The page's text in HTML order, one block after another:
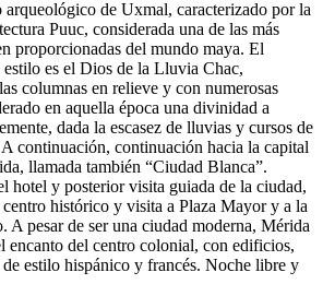
arqueológico de Uxmal, caracterizado por la
Puuc, considerada una de las más
proporcionadas del mundo maya. El
estilo es el Dios de la Lluvia Chac,
columnas en relieve y con numerosas
en aquella época una divinidad a
dada la escasez de lluvias y cursos de
continuación, continuación hacia la capital
llamada también “Ciudad Blanca”.
hotel y posterior visita guiada de la ciudad,
histórico y visita a Plaza Mayor y a la
A pesar de ser una ciudad moderna, Mérida
encanto del centro colonial, con edificios,
de estilo hispánico y francés. Noche libre y